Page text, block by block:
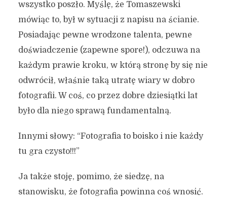
wszystko poszło. Myślę, że Tomaszewski
mówiąc to, był w sytuacji z napisu na ścianie.
Posiadając pewne wrodzone talenta, pewne
doświadczenie (zapewne spore!), odczuwa na
każdym prawie kroku, w którą stronę by się nie
odwrócił, właśnie taką utratę wiary w dobro
fotografii. W coś, co przez dobre dziesiątki lat
było dla niego sprawą fundamentalną.
Innymi słowy: “Fotografia to boisko i nie każdy
tu gra czysto!!!”
Ja także stoję, pomimo, że siedzę, na
stanowisku, że fotografia powinna coś wnosić.